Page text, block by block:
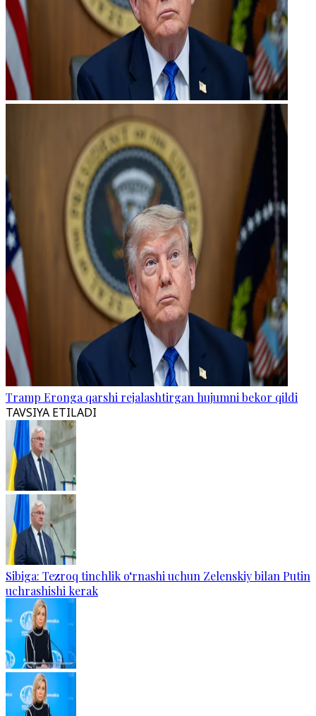
Tramp Eronga qarshi rejalashtirgan hujumni bekor qildi
TAVSIYA ETILADI
Sibiga: Tezroq tinchlik o‘rnashi uchun Zelenskiy bilan Putin
uchrashishi kerak